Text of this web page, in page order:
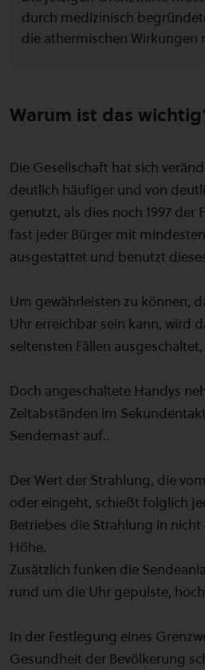
durch medizinisch
die athermischen Wirkungen
Warum ist das
Die Gesellschaft hat sich
deutlich häufiger und von
genutzt, als dies noch 1997 der
fast jeder Bürger mit
ausgestattet und benutzt
Um gewährleisten zu können,
Uhr erreichbar sein kann, wird
seltensten Fällen
Doch angeschaltete Handys
Zeitabständen im
Sendemast auf..
Der Wert der Strahlung, die
oder eingeht, schießt folglich
Betriebes die Strahlung in
Höhe.
Zusätzlich funken die
rund um die Uhr gepulste,
In der Festlegung eines
Gesundheit der Bevölkerung